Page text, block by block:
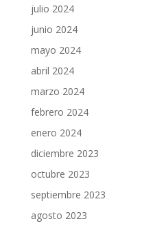
julio 2024
junio 2024
mayo 2024
abril 2024
marzo 2024
febrero 2024
enero 2024
diciembre 2023
octubre 2023
septiembre 2023
agosto 2023